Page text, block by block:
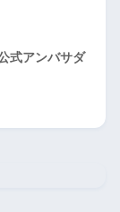
式アンバサダ